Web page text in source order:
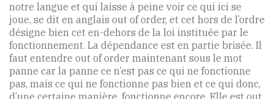
notre langue et qui laisse à peine voir ce qui ici se
joue, se dit en anglais out of order, et cet hors de l’ordre
désigne bien cet en-dehors de la loi instituée par le
fonctionnement. La dépendance est en partie brisée. Il
faut entendre out of order maintenant sous le mot
panne car la panne ce n’est pas ce qui ne fonctionne
pas, mais ce qui ne fonctionne pas bien et ce qui donc,
d’une certaine manière, fonctionne encore. Elle est out